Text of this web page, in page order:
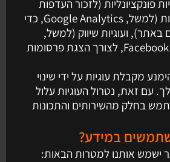
פונקציונליות (לזכור העדפות
שלך), עוגיות אנליטיות (למשל, Google Analytics, כדי
ועוגיות שיווק (למשל,
Facebook Pixel, Google Ads, לצורך הצגת פרסומות
מקבלת עוגיות על ידי שינוי
עם זאת, נטרול העוגיות עלול
בחלק מהשירותים והתכונות
ישמש אותנו למטרות הבאות: